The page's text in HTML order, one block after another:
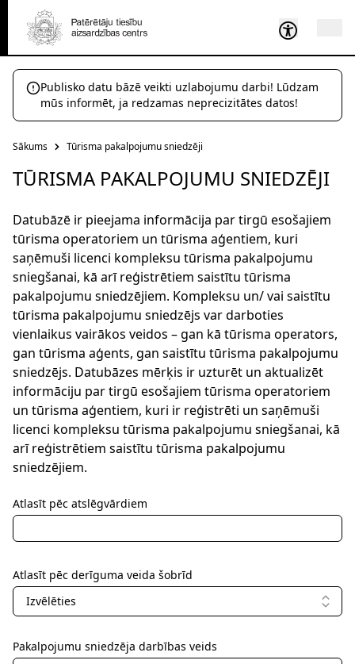
Publisko datu bāzē veikti uzlabojumu darbi! Lūdzam
mūs informēt, ja redzamas neprecizitātes datos!
Sākums Tūrisma pakalpojumu sniedzēji
TŪRISMA PAKALPOJUMU SNIEDZĒJI
Datubāzē ir pieejama informācija par tirgū esošajiem
tūrisma operatoriem un tūrisma aģentiem, kuri
saņēmuši licenci kompleksu tūrisma pakalpojumu
sniegšanai, kā arī reģistrētiem saistītu tūrisma
pakalpojumu sniedzējiem. Kompleksu un/ vai saistītu
tūrisma pakalpojumu sniedzējs var darboties
vienlaikus vairākos veidos – gan kā tūrisma operators,
gan tūrisma aģents, gan saistītu tūrisma pakalpojumu
sniedzējs. Datubāzes mērķis ir uzturēt un aktualizēt
informāciju par tirgū esošajiem tūrisma operatoriem
un tūrisma aģentiem, kuri ir reģistrēti un saņēmuši
licenci kompleksu tūrisma pakalpojumu sniegšanai, kā
arī reģistrētiem saistītu tūrisma pakalpojumu
sniedzējiem.
Atlasīt pēc atslēgvārdiem
Atlasīt pēc derīguma veida šobrīd
Izvēlēties
Pakalpojumu sniedzēja darbības veids